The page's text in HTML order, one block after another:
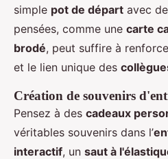
simple pot de départ avec
pensées, comme une carte
brodé, peut suffire à
et le lien unique des
Création de souvenirs
Pensez à des cadeaux
véritables souvenirs dans l’
interactif, un saut à